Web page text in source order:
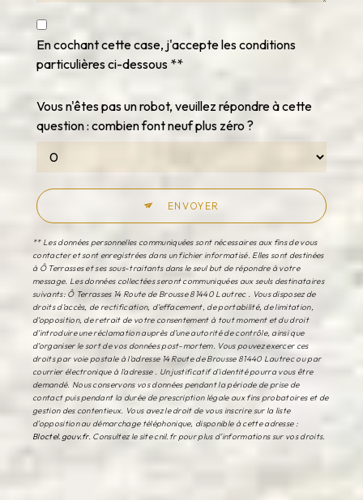
En cochant cette case, j'accepte les conditions
particulières ci-dessous **
Vous n'êtes pas un robot, veuillez répondre à cette
question : combien font neuf plus zéro ?
ENVOYER
** Les données personnelles communiquées sont nécessaires aux fins de vous
contacter et sont enregistrées dans un fichier informatisé. Elles sont destinées
à Ô Terrasses et ses sous-traitants dans le seul but de répondre à votre
message. Les données collectées seront communiquées aux seuls destinataires
suivants: Ô Terrasses 14 Route de Brousse 81440 Lautrec . Vous disposez de
droits d’accès, de rectification, d’effacement, de portabilité, de limitation,
d’opposition, de retrait de votre consentement à tout moment et du droit
d’introduire une réclamation auprès d’une autorité de contrôle, ainsi que
d’organiser le sort de vos données post-mortem. Vous pouvez exercer ces
droits par voie postale à l'adresse 14 Route de Brousse 81440 Lautrec ou par
courrier électronique à l'adresse . Un justificatif d'identité pourra vous être
demandé. Nous conservons vos données pendant la période de prise de
contact puis pendant la durée de prescription légale aux fins probatoires et de
gestion des contentieux. Vous avez le droit de vous inscrire sur la liste
d'opposition au démarchage téléphonique, disponible à cette adresse :
Bloctel.gouv.fr. Consultez le site cnil.fr pour plus d’informations sur vos droits.